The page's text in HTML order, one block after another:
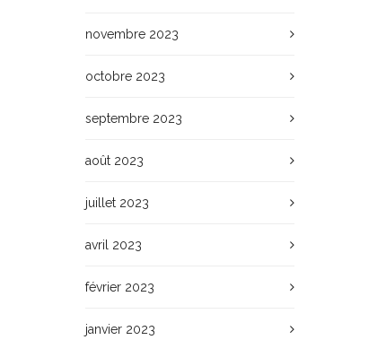
novembre 2023
octobre 2023
septembre 2023
août 2023
juillet 2023
avril 2023
février 2023
janvier 2023